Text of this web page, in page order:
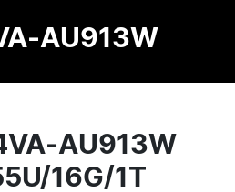
AU913W
AU913W
16G/1T